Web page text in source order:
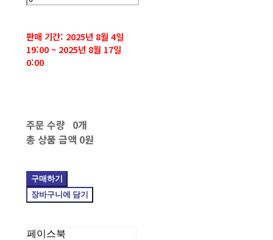
판매 기간: 2025년 8월 4일
19:00 ~ 2025년 8월 17일
0:00
주문 수량 0개
총 상품 금액 0원
구매하기
장바구니에 담기
페이스북